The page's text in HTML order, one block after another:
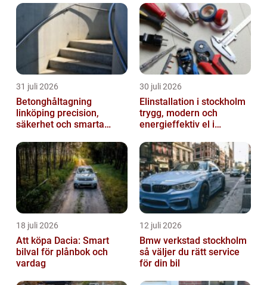
31 juli 2026
Betonghåltagning
linköping precision,
säkerhet och smarta
30 juli 2026
Elinstallation i stockholm
trygg, modern och
energieffektiv el i
18 juli 2026
Att köpa Dacia: Smart
bilval för plånbok och
vardag
12 juli 2026
Bmw verkstad stockholm
så väljer du rätt service
för din bil